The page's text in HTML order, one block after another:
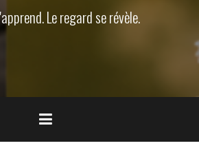
Le regard se révèle.